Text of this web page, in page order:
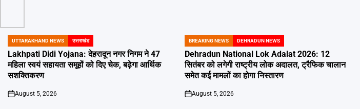
POSTED
IN
UTTARAKHAND NEWS उत्तराखंड
Lakhpati Didi Yojana: देहरादून नगर निगम ने 47
महिला स्वयं सहायता समूहों को दिए चेक, बढ़ेगा आर्थिक
सशक्तिकरण
on
August 5, 2026
POSTED
IN
BREAKING NEWS DEHRADUN NEWS
Dehradun National Lok Adalat 2026: 12
सितंबर को लगेगी राष्ट्रीय लोक अदालत, ट्रैफिक चालान
समेत कई मामलों का होगा निस्तारण
on
August 5, 2026